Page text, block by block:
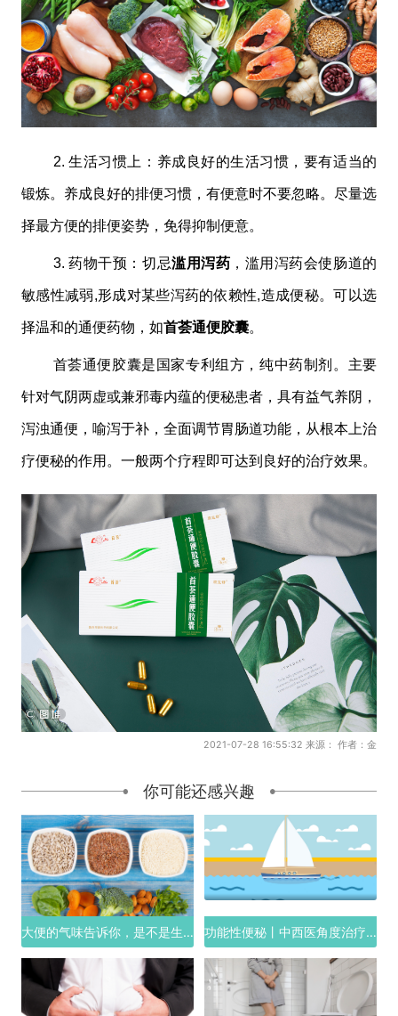
2. 生活习惯上：养成良好的生活习惯，要有适当的
锻炼。养成良好的排便习惯，有便意时不要忽略。尽量选
择最方便的排便姿势，免得抑制便意。
3. 药物干预：切忌滥用泻药 ，滥用泻药会使肠道的
敏感性减弱,形成对某些泻药的依赖性,造成便秘。可以选
择温和的通便药物，如首荟通便胶囊。
首荟通便胶囊是国家专利组方，纯中药制剂。主要
针对气阴两虚或兼邪毒内蕴的便秘患者，具有益气养阴，
泻浊通便，喻泻于补，全面调节胃肠道功能，从根本上治
疗便秘的作用。一般两个疗程即可达到良好的治疗效果。
2021-07-28 16:55:32 来源： 作者：金
你可能还感兴趣
大便的气味告诉你，是不是生病了 功能性便秘丨中西医角度治疗思路